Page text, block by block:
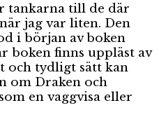
tankarna till de där
jag var liten. Den
i början av boken
boken finns uppläst av
och tydligt sätt kan
om Draken och
en vaggvisa eller